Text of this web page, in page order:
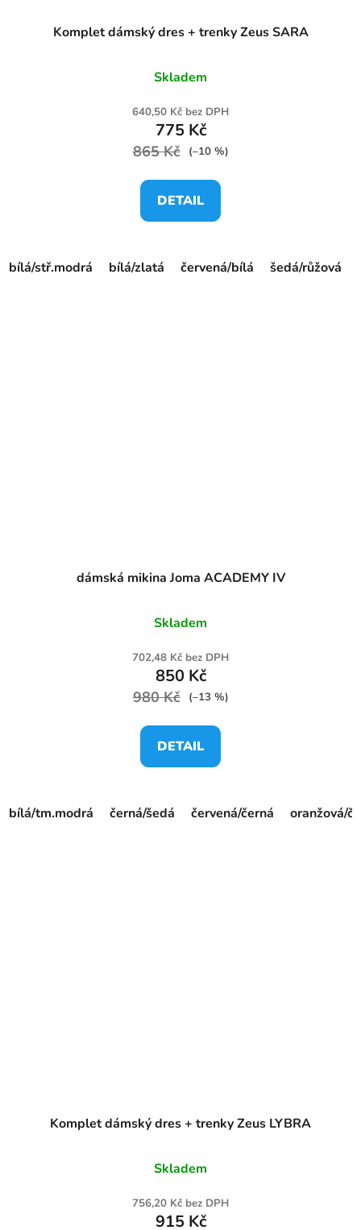
Komplet dámský dres + trenky Zeus SARA
Skladem
640,50 Kč bez DPH
775 Kč
865 Kč (–10 %)
DETAIL
bílá/stř.modrá bílá/zlatá červená/bílá šedá/růžová
dámská mikina Joma ACADEMY IV
Skladem
702,48 Kč bez DPH
850 Kč
980 Kč (–13 %)
DETAIL
bílá/tm.modrá černá/šedá červená/černá oranžová/
Komplet dámský dres + trenky Zeus LYBRA
Skladem
756,20 Kč bez DPH
915 Kč